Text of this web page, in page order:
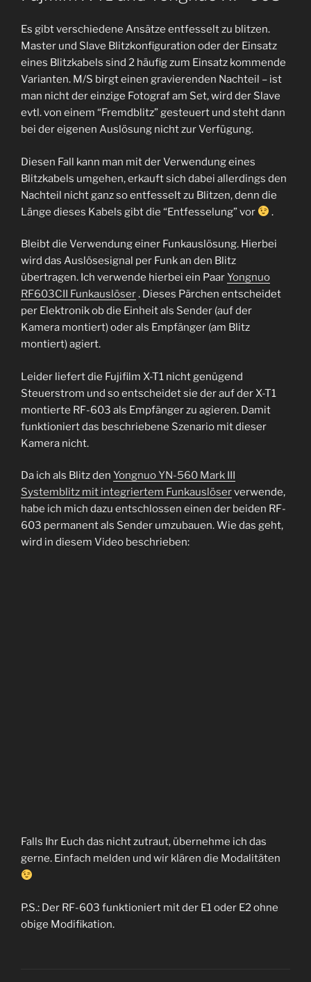
Es gibt verschiedene Ansätze entfesselt zu blitzen.
Master und Slave Blitzkonfiguration oder der Einsatz
eines Blitzkabels sind 2 häufig zum Einsatz kommende
Varianten. M/S birgt einen gravierenden Nachteil – ist
man nicht der einzige Fotograf am Set, wird der Slave
evtl. von einem “Fremdblitz” gesteuert und steht dann
bei der eigenen Auslösung nicht zur Verfügung.
Diesen Fall kann man mit der Verwendung eines
Blitzkabels umgehen, erkauft sich dabei allerdings den
Nachteil nicht ganz so entfesselt zu Blitzen, denn die
Länge dieses Kabels gibt die “Entfesselung” vor
.
Bleibt die Verwendung einer Funkauslösung. Hierbei
wird das Auslösesignal per Funk an den Blitz
übertragen. Ich verwende hierbei ein PaarYongnuo
RF603CII Funkauslöser. Dieses Pärchen entscheidet
per Elektronik ob die Einheit als Sender (auf der
Kamera montiert) oder als Empfänger (am Blitz
montiert) agiert.
Leider liefert die Fujifilm X-T1 nicht genügend
Steuerstrom und so entscheidet sie der auf der X-T1
montierte RF-603 als Empfänger zu agieren. Damit
funktioniert das beschriebene Szenario mit dieser
Kamera nicht.
Da ich als Blitz den Yongnuo YN-560 Mark III
Systemblitz mit integriertem Funkauslöserverwende,
habe ich mich dazu entschlossen einen der beiden RF-
603 permanent als Sender umzubauen. Wie das geht,
wird in diesem Video beschrieben:
Falls Ihr Euch das nicht zutraut, übernehme ich das
gerne. Einfach melden und wir klären die Modalitäten
P.S.: Der RF-603 funktioniert mit der E1 oder E2 ohne
obige Modifikation.